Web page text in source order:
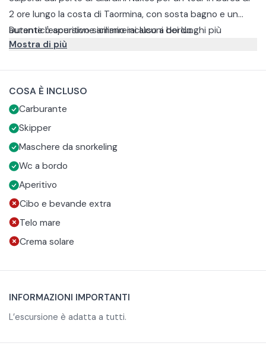
2 ore lungo la costa di Taormina, con sosta bagno e un
autentico aperitivo siciliano incluso a bordo.
Durante l'escursione ammirerai alcuni dei luoghi più
suggestivi della zona come la Grotta dell’Amore, la celebre
di Mazzarò, offrendoti una prospettiva privilegiata su uno
dei tratti di costa più belli.
snorkeling che troverai a bordo. Vivrai l'esperienza nel
massimo comfort grazie a un'imbarcazione spaziosa,
dotata di ampie zone d'ombra per rilassarti al fresco e di
servizi igienici.
Per rendere l'esperienza ancora più piacevole, ti verrà
offerto un aperitivo tipico a bordo con paste di mandorla,
prosecco e bevande analcoliche.
Mostra di più
COSA È INCLUSO
Carburante
Skipper
Maschere da snorkeling
Wc a bordo
Aperitivo
Cibo e bevande extra
Telo mare
Crema solare
INFORMAZIONI IMPORTANTI
L’escursione è adatta a tutti.